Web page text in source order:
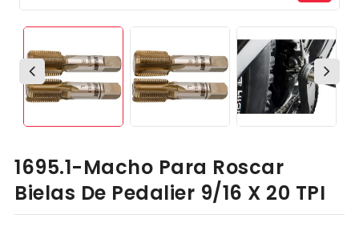
1695.1-Macho Para Roscar
Bielas De Pedalier 9/16 X 20 TPI